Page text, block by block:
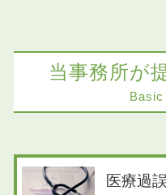
当事務所が
Basic
医療過